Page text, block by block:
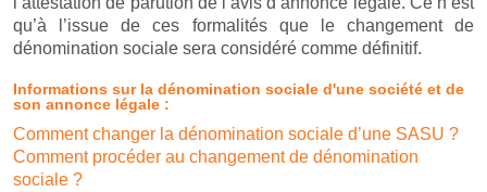
qu’à l’issue de ces formalités que le changement de
dénomination sociale sera considéré comme définitif.
Informations sur la dénomination sociale d'une société et de
son annonce légale :
Comment changer la dénomination sociale d’une SASU ?
Comment procéder au changement de dénomination
sociale ?